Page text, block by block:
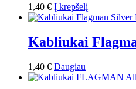
1,40 € Į krepšelį
Kabliukai
1,40 € Daugiau